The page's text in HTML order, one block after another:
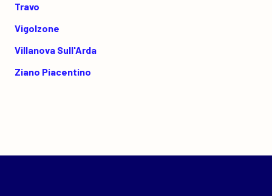
Travo
Vigolzone
Villanova Sull'Arda
Ziano Piacentino